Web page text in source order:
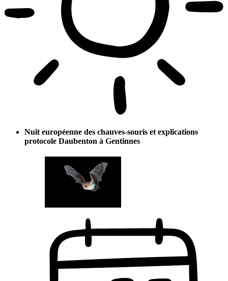
Nuit européenne des chauves-souris et explications
protocole Daubenton à Gentinnes